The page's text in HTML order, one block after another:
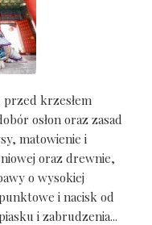
przed krzesłem
osłon oraz zasad
matowienie i
oraz drewnie,
o wysokiej
i nacisk od
i zabrudzenia...